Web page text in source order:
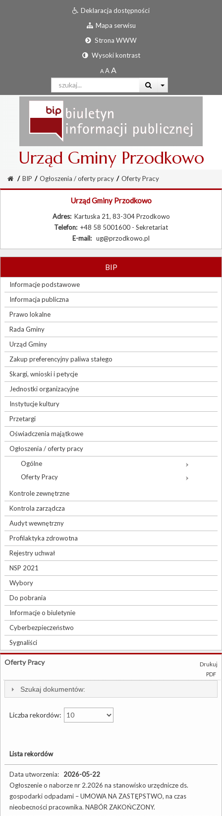
Deklaracja dostępności
Mapa serwisu
Strona WWW
Wysoki kontrast
Urząd Gminy Przodkowo
/ BIP / Ogłoszenia / oferty pracy / Oferty Pracy
Urząd Gminy Przodkowo
Adres: Kartuska 21, 83-304 Przodkowo
Telefon: +48 58 5001600 - Sekretariat
E-mail: ug@przodkowo.pl
BIP
Informacje podstawowe
Informacja publiczna
Prawo lokalne
Rada Gminy
Urząd Gminy
Zakup preferencyjny paliwa stałego
Skargi, wnioski i petycje
Jednostki organizacyjne
Instytucje kultury
Przetargi
Oświadczenia majątkowe
Ogłoszenia / oferty pracy
Ogólne
Oferty Pracy
Kontrole zewnętrzne
Kontrola zarządcza
Audyt wewnętrzny
Profilaktyka zdrowotna
Rejestry uchwał
NSP 2021
Wybory
Do pobrania
Informacje o biuletynie
Cyberbezpieczeństwo
Sygnaliści
Drukuj
PDF
Oferty Pracy
Szukaj dokumentów:
Liczba rekordów:
Lista rekordów
Data utworzenia: 2026-05-22
Ogłoszenie o naborze nr 2.2026 na stanowisko urzędnicze ds.
gospodarki odpadami – UMOWA NA ZASTĘPSTWO, na czas
nieobecności pracownika. NABÓR ZAKOŃCZONY.